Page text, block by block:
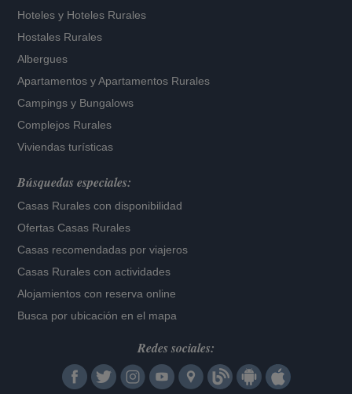
Hoteles y Hoteles Rurales
Hostales Rurales
Albergues
Apartamentos yApartamentos Rurales
Campings y Bungalows
Complejos Rurales
Viviendas turísticas
Búsquedas especiales:
Casas Rurales con disponibilidad
Ofertas Casas Rurales
Casas recomendadas por viajeros
Casas Rurales con actividades
Alojamientos con reserva online
Busca por ubicación en el mapa
Redes sociales: